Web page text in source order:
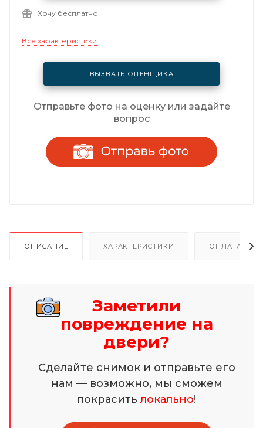
Хочу бесплатно!
Все характеристики
ВЫЗВАТЬ ОЦЕНЩИКА
Отправьте фото на оценку или задайте
вопрос
ОПИСАНИЕ ХАРАКТЕРИСТИКИ ОПЛАТА И
Заметили
повреждение на
двери?
Сделайте снимок и отправьте его
нам — возможно, мы сможем
покраситьлокально!